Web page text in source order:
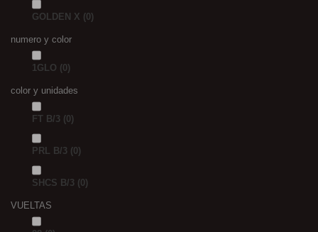
GOLDEN X (0)
numero y color
1GLO (0)
color y unidades
FT B/3 (0)
PRL B/3 (0)
SHCS B/3 (0)
VUELTAS